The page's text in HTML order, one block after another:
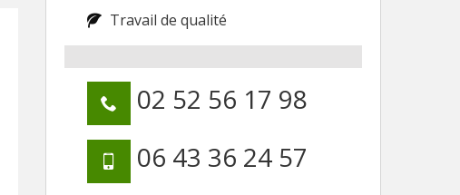
Travail de qualité
02 52 56 17 98
06 43 36 24 57